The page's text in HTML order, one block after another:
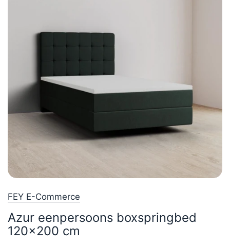
FEY E-Commerce
Azur eenpersoons boxspringbed
120x200 cm